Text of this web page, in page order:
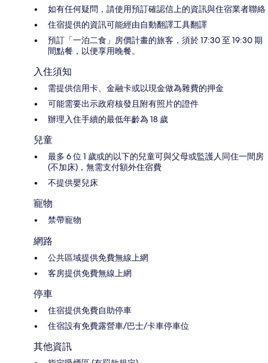
如有任何疑問，請使用預訂確認信上的資訊與住宿業者聯絡
住宿提供的資訊可能經由自動翻譯工具翻譯
預訂「一泊二食」房價計畫的旅客，須於 17:30 至 19:30 期
間點餐，以便享用晚餐。
入住須知
需提供信用卡、金融卡或以現金做為雜費的押金
可能需要出示政府核發且附有照片的證件
辦理入住手續的最低年齡為 18 歲
兒童
最多 6 位 1 歲或的以下的兒童可與父母或監護人同住一間房
(不加床)，無需支付額外住宿費
不提供嬰兒床
寵物
禁帶寵物
網路
公共區域提供免費無線上網
客房提供免費無線上網
停車
住宿提供免費自助停車
住宿設有免費露營車/巴士/卡車停車位
其他資訊